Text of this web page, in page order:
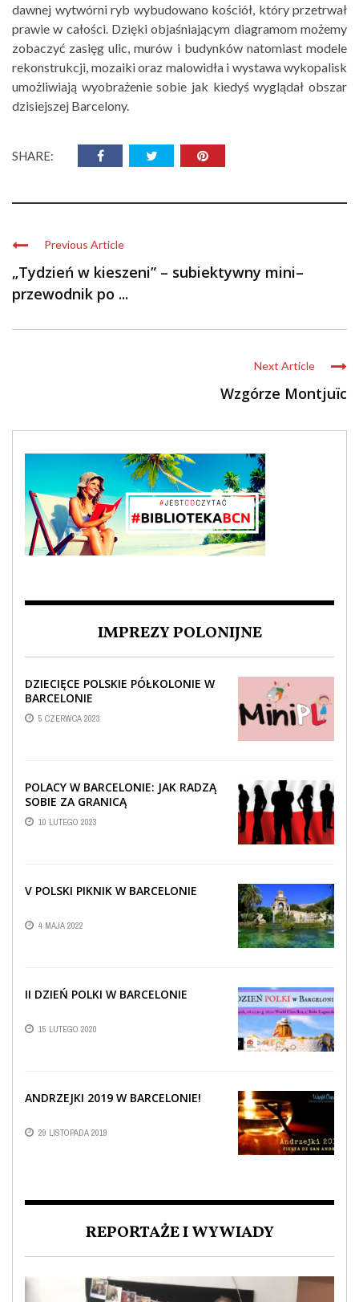
dawnej wytwórni ryb wybudowano kościół, który przetrwał
prawie w całości. Dzięki objaśniającym diagramom możemy
zobaczyć zasięg ulic, murów i budynków natomiast modele
rekonstrukcji, mozaiki oraz malowidła i wystawa wykopalisk
umożliwiają wyobrażenie sobie jak kiedyś wyglądał obszar
dzisiejszej Barcelony.
SHARE:
Previous Article
„Tydzień w kieszeni” – subiektywny mini–
przewodnik po ...
Next Article
Wzgórze Montjuïc
IMPREZY POLONIJNE
DZIECIĘCE POLSKIE PÓŁKOLONIE W
BARCELONIE
5 CZERWCA 2023
POLACY W BARCELONIE: JAK RADZĄ
SOBIE ZA GRANICĄ
10 LUTEGO 2023
V POLSKI PIKNIK W BARCELONIE
4 MAJA 2022
II DZIEŃ POLKI W BARCELONIE
15 LUTEGO 2020
ANDRZEJKI 2019 W BARCELONIE!
29 LISTOPADA 2019
REPORTAŻE I WYWIADY